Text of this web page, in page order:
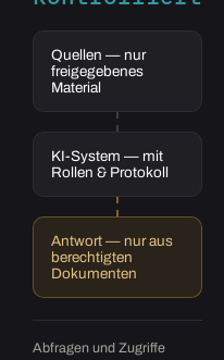
Quellen — nur
freigegebenes
Material
KI-System — mit
Rollen & Protokoll
Antwort — nur aus
berechtigten
Dokumenten
Abfragen und Zugriffe